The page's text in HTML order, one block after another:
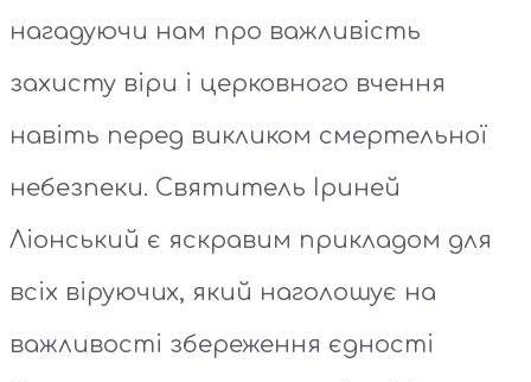
нагадуючи нам про важливість
захисту віри і церковного вчення
навіть перед викликом смертельної
небезпеки. Святитель Іриней
Ліонський є яскравим прикладом для
всіх віруючих, який наголошує на
важливості збереження єдності